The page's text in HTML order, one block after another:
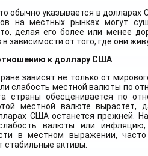
обычно указывается в долларах
на местных рынках могут
делая его более или менее
зависимости от того, где они
к доллару США
зависят не только от
слабость местной валюты по
страны обесценивается по
местной валюте вырастет,
США останется прежней.
валюты или
в местном выражении,
стабильные активы.